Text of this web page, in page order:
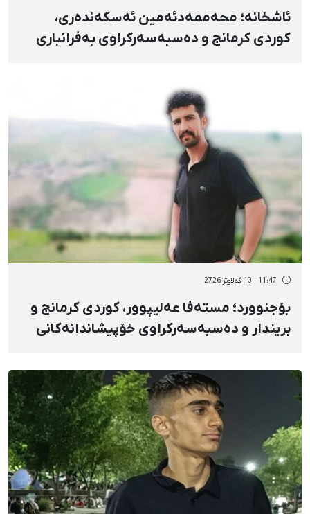
ئاشخانە؛ محەممەدئەمین ئەسکەندەری،
کوردی کرمانج و دەسبەسەرکراوی بەفرانباری
11:47 - 10 گەلاوێژ 2726
بۆجنوورد؛ مستەفا عەلیپوور، کوردی کرمانج و
بریندار و دەسبەسەرکراوی خۆپیشاندانەکانی
قامچی بەسەردا سەپێندرا